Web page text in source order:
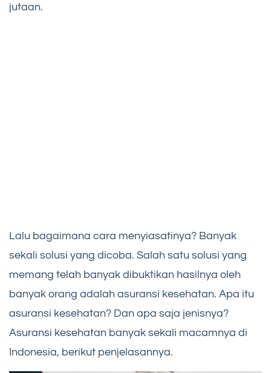
jutaan.
Lalu bagaimana cara menyiasatinya? Banyak
sekali solusi yang dicoba. Salah satu solusi yang
memang telah banyak dibuktikan hasilnya oleh
banyak orang adalah asuransi kesehatan. Apa itu
asuransi kesehatan? Dan apa saja jenisnya?
Asuransi kesehatan banyak sekali macamnya di
Indonesia, berikut penjelasannya.